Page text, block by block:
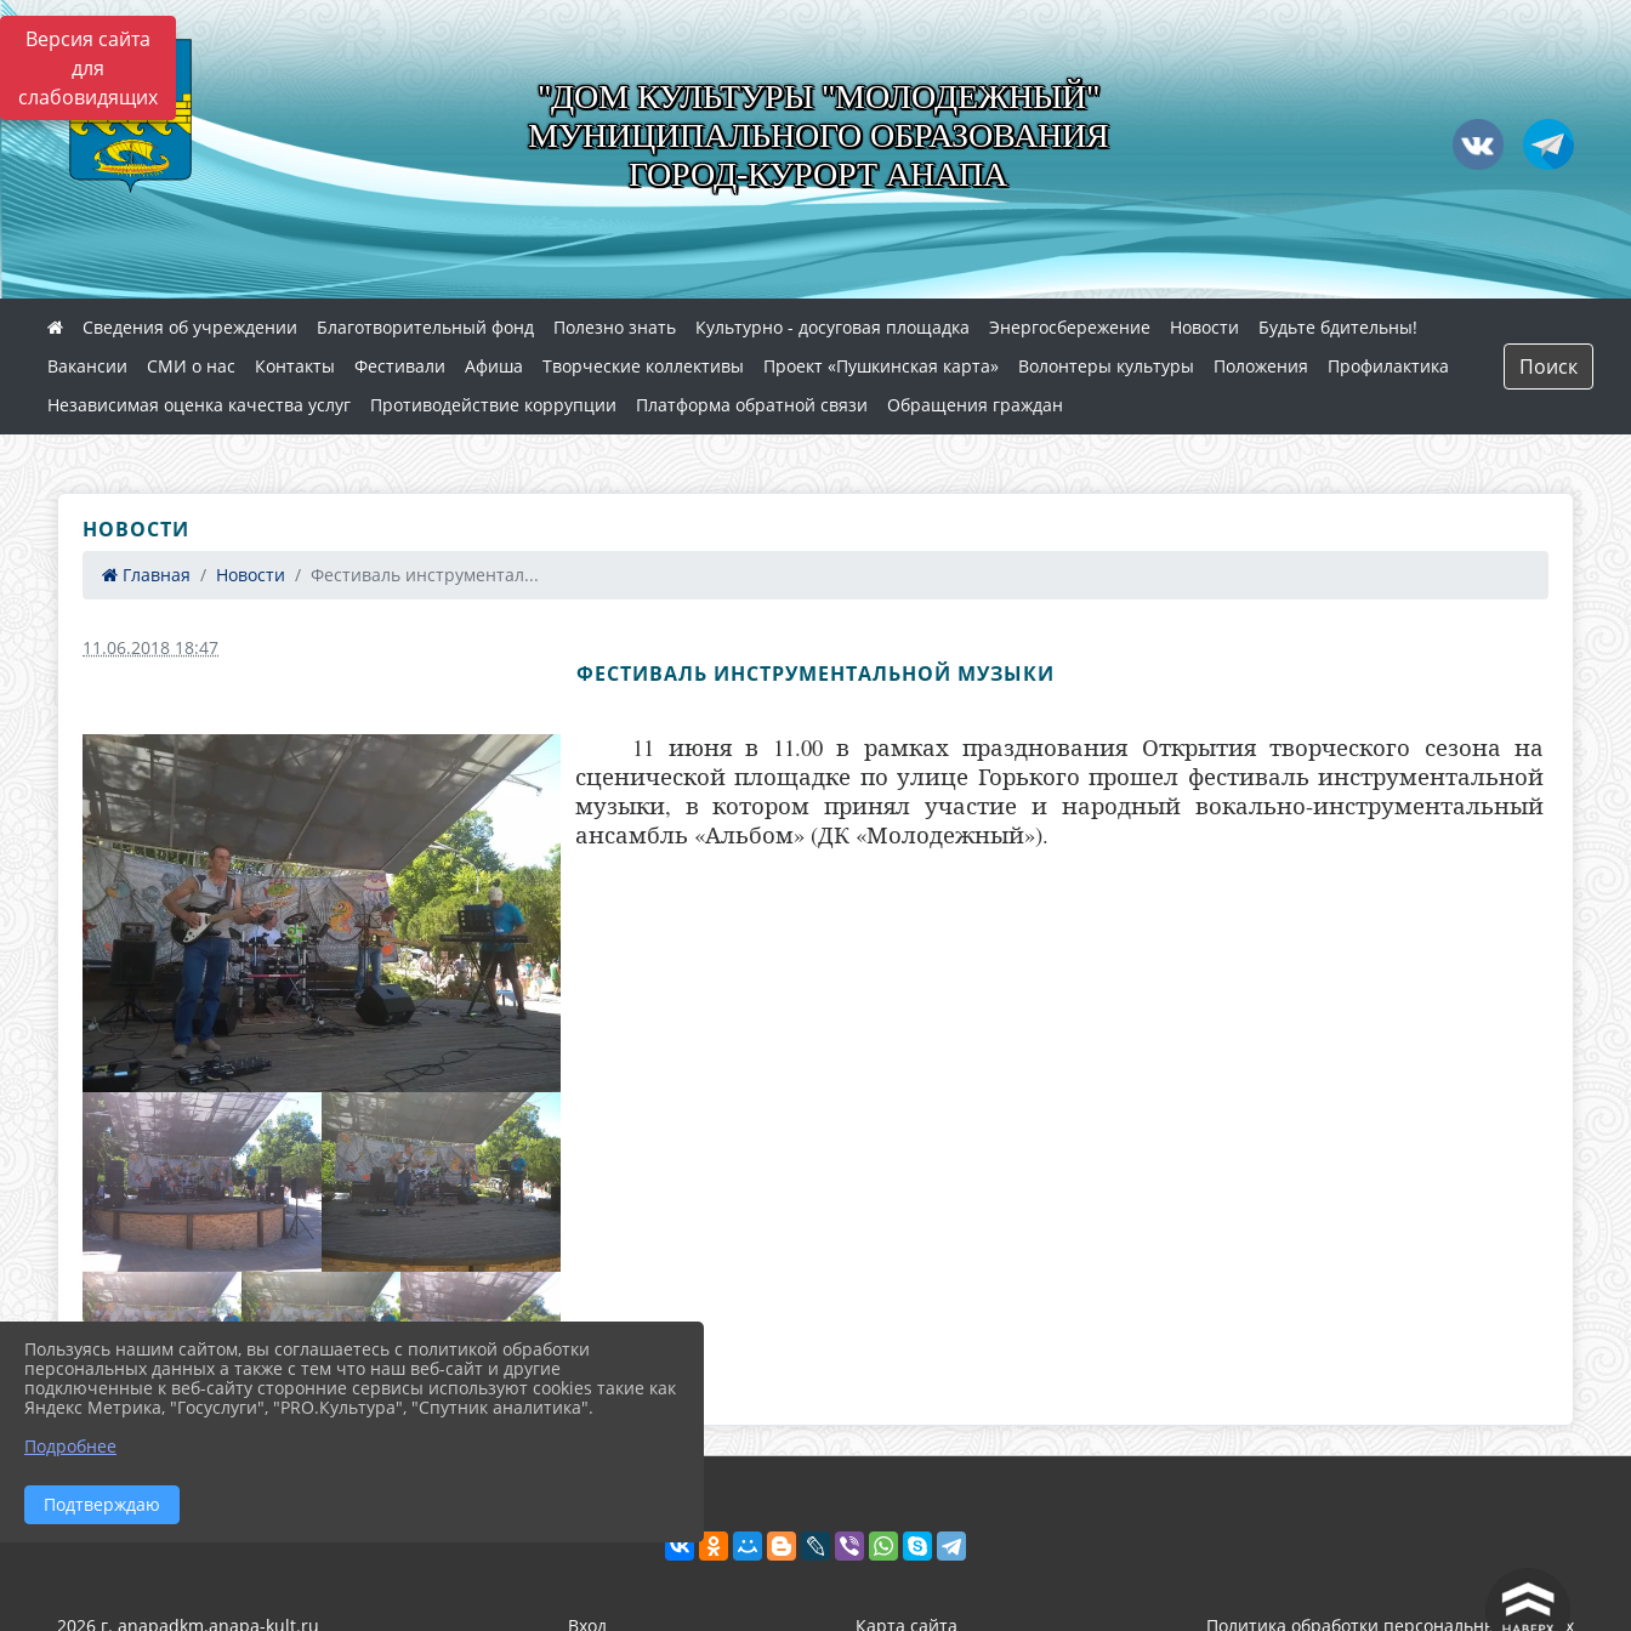
Версия сайта
для
слабовидящих
"ДОМ КУЛЬТУРЫ "МОЛОДЕЖНЫЙ"
МУНИЦИПАЛЬНОГО ОБРАЗОВАНИЯ
ГОРОД-КУРОРТ АНАПА
Сведения об учреждении Благотворительный фонд Полезно знать Культурно - досуговая площадка Энергосбережение Новости
Будьте бдительны!
Вакансии
СМИ о нас Контакты Фестивали Афиша Творческие коллективы Проект «Пушкинская карта» Волонтеры культуры Положения
Профилактика
Независимая оценка качества услуг
Противодействие коррупции Платформа обратной связи Обращения граждан
Поиск
НОВОСТИ
Главная Новости Фестиваль инструментал...
11.06.2018 18:47
ФЕСТИВАЛЬ ИНСТРУМЕНТАЛЬНОЙ МУЗЫКИ
11 июня в 11.00 в рамках празднования Открытия творческого сезона на
сценической площадке по улице Горького прошел фестиваль инструментальной
музыки, в котором принял участие и народный вокально-инструментальный
ансамбль «Альбом» (ДК «Молодежный»).
^
2026 г. anapadkm.anapa-kult.ru Вход Карта сайта Политика обработки персональных данных
Пользуясь нашим сайтом, вы соглашаетесь с политикой обработки
персональных данных а также с тем что наш веб-сайт и другие
подключенные к веб-сайту сторонние сервисы используют cookies такие как
Яндекс Метрика, "Госуслуги", "PRO.Культура", "Спутник аналитика".
Подробнее
Подтверждаю